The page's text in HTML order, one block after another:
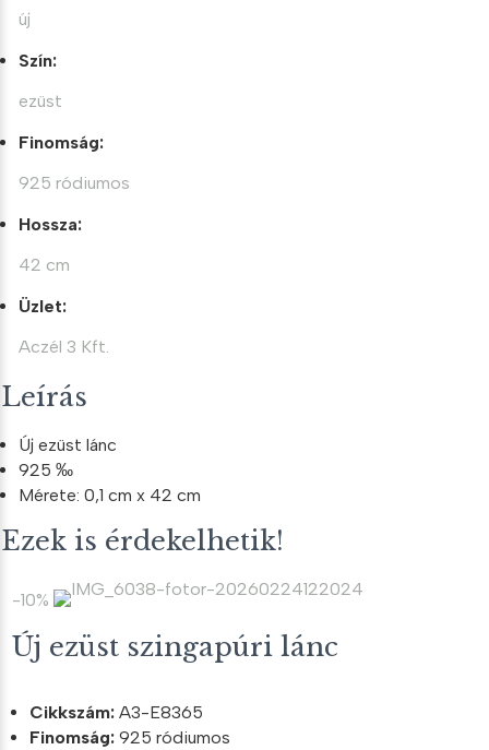
új
Szín:
ezüst
Finomság:
925 ródiumos
Hossza:
42 cm
Üzlet:
Aczél 3 Kft.
Leírás
Új ezüst lánc
925 ‰
Mérete: 0,1 cm x 42 cm
Ezek is érdekelhetik!
-10%
Új ezüst szingapúri lánc
Cikkszám: A3-E8365
Finomság: 925 ródiumos